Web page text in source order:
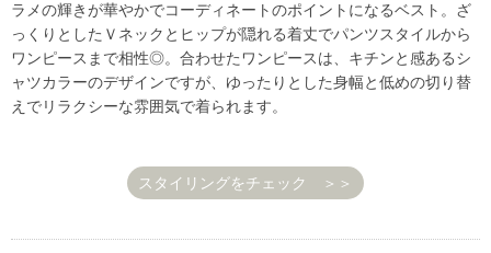
ラメの輝きが華やかでコーディネートのポイントになるベスト。ざ
っくりとしたＶネックとヒップが隠れる着丈でパンツスタイルから
ワンピースまで相性◎。合わせたワンピースは、キチンと感あるシ
ャツカラーのデザインですが、ゆったりとした身幅と低めの切り替
えでリラクシーな雰囲気で着られます。
スタイリングをチェック ＞＞